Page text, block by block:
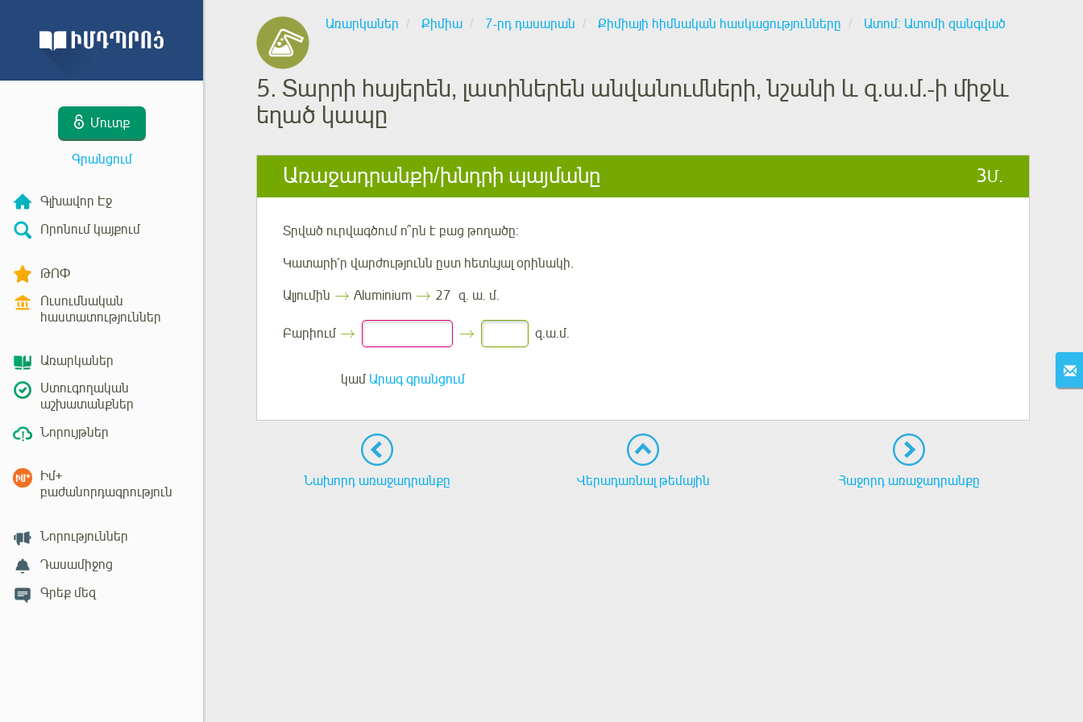
Մուտք
Գրանցում
Գլխավոր Էջ
Որոնում կայքում
ԹՈՓ
Ուսումնական
հաստատություններ
Առարկաներ
Ստուգողական
աշխատանքներ
Նորույթներ
Իմ+
բաժանորդագրություն
Նորություններ
Դասամիջոց
Գրեք մեզ
Առարկաներ Քիմիա 7-րդ դասարան Քիմիայի հիմնական հասկացությունները Ատոմ: Ատոմի զանգված
5. Տարրի հայերեն, լատիներեն անվանումների, նշանի և զ.ա.մ.-ի միջև
եղած կապը
Առաջադրանքի/խնդրի պայմանը 3Մ.
Տրված ուրվագծում ո՞րն էբաց թողածը:
Կատարի՛ր վարժությունն ըստ հետևյալ օրինակի.
Ալյումին → Aluminium → 27 զ. ա. մ.
Բարիում → → զ.ա.մ.
կամ Արագ գրանցում
Նախորդ առաջադրանքը Վերադառնալ թեմային Հաջորդ առաջադրանքը